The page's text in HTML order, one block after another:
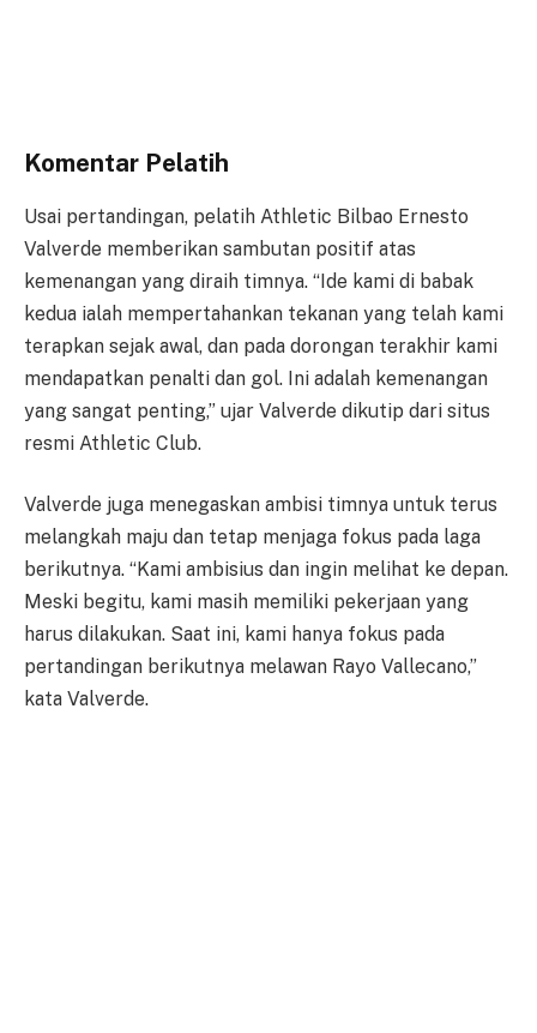
Komentar Pelatih
Usai pertandingan, pelatih Athletic Bilbao Ernesto
Valverde memberikan sambutan positif atas
kemenangan yang diraih timnya. “Ide kami di babak
kedua ialah mempertahankan tekanan yang telah kami
terapkan sejak awal, dan pada dorongan terakhir kami
mendapatkan penalti dan gol. Ini adalah kemenangan
yang sangat penting,” ujar Valverde dikutip dari situs
resmi Athletic Club.
Valverde juga menegaskan ambisi timnya untuk terus
melangkah maju dan tetap menjaga fokus pada laga
berikutnya. “Kami ambisius dan ingin melihat ke depan.
Meski begitu, kami masih memiliki pekerjaan yang
harus dilakukan. Saat ini, kami hanya fokus pada
pertandingan berikutnya melawan Rayo Vallecano,”
kata Valverde.